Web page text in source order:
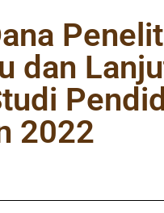
dan
2022